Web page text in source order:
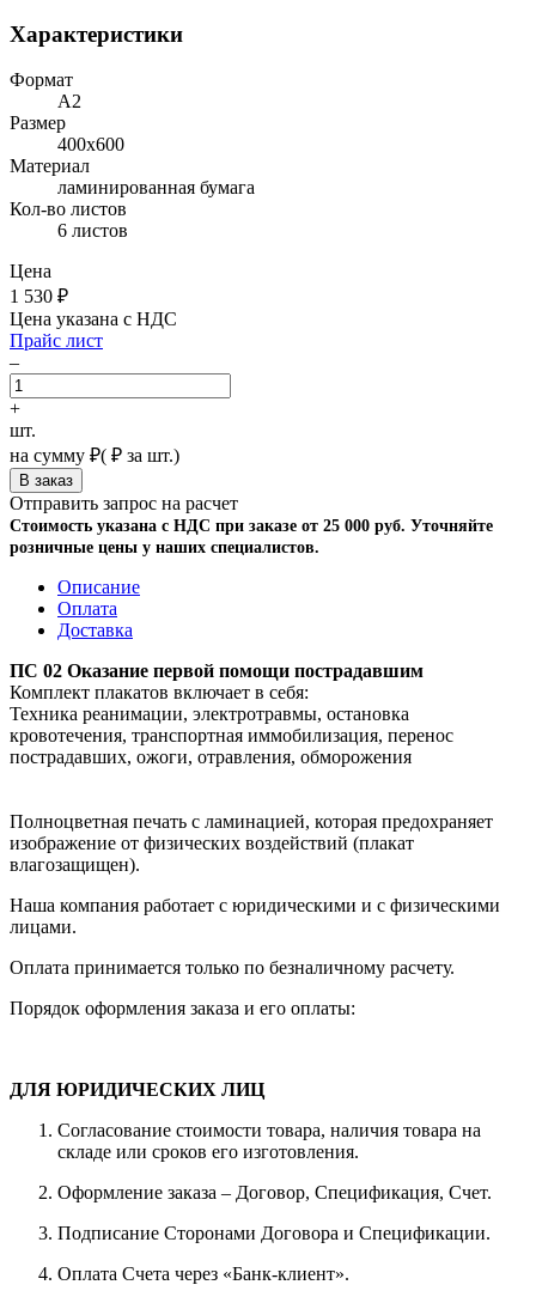
Характеристики
Формат
A2
Размер
400х600
Материал
ламинированная бумага
Кол-во листов
6 листов
Цена
1 530 ₽
Цена указана с НДС
Прайс лист
–
+
шт.
на сумму ₽( ₽ за шт.)
Отправить запрос на расчет
Стоимость указана с НДС при заказе от 25 000 руб. Уточняйте
розничные цены у наших специалистов.
Описание
Оплата
Доставка
ПС 02 Оказание первой помощи пострадавшим
Комплект плакатов включает в себя:
Техника реанимации, электротравмы, остановка
кровотечения, транспортная иммобилизация, перенос
пострадавших, ожоги, отравления, обморожения
Полноцветная печать с ламинацией, которая предохраняет
изображение от физических воздействий (плакат
влагозащищен).
Наша компания работает с юридическими и с физическими
лицами.
Оплата принимается только по безналичному расчету.
Порядок оформления заказа и его оплаты:
ДЛЯ ЮРИДИЧЕСКИХ ЛИЦ
Согласование стоимости товара, наличия товара на
складе или сроков его изготовления.
Оформление заказа – Договор, Спецификация, Счет.
Подписание Сторонами Договора и Спецификации.
Оплата Счета через «Банк-клиент».